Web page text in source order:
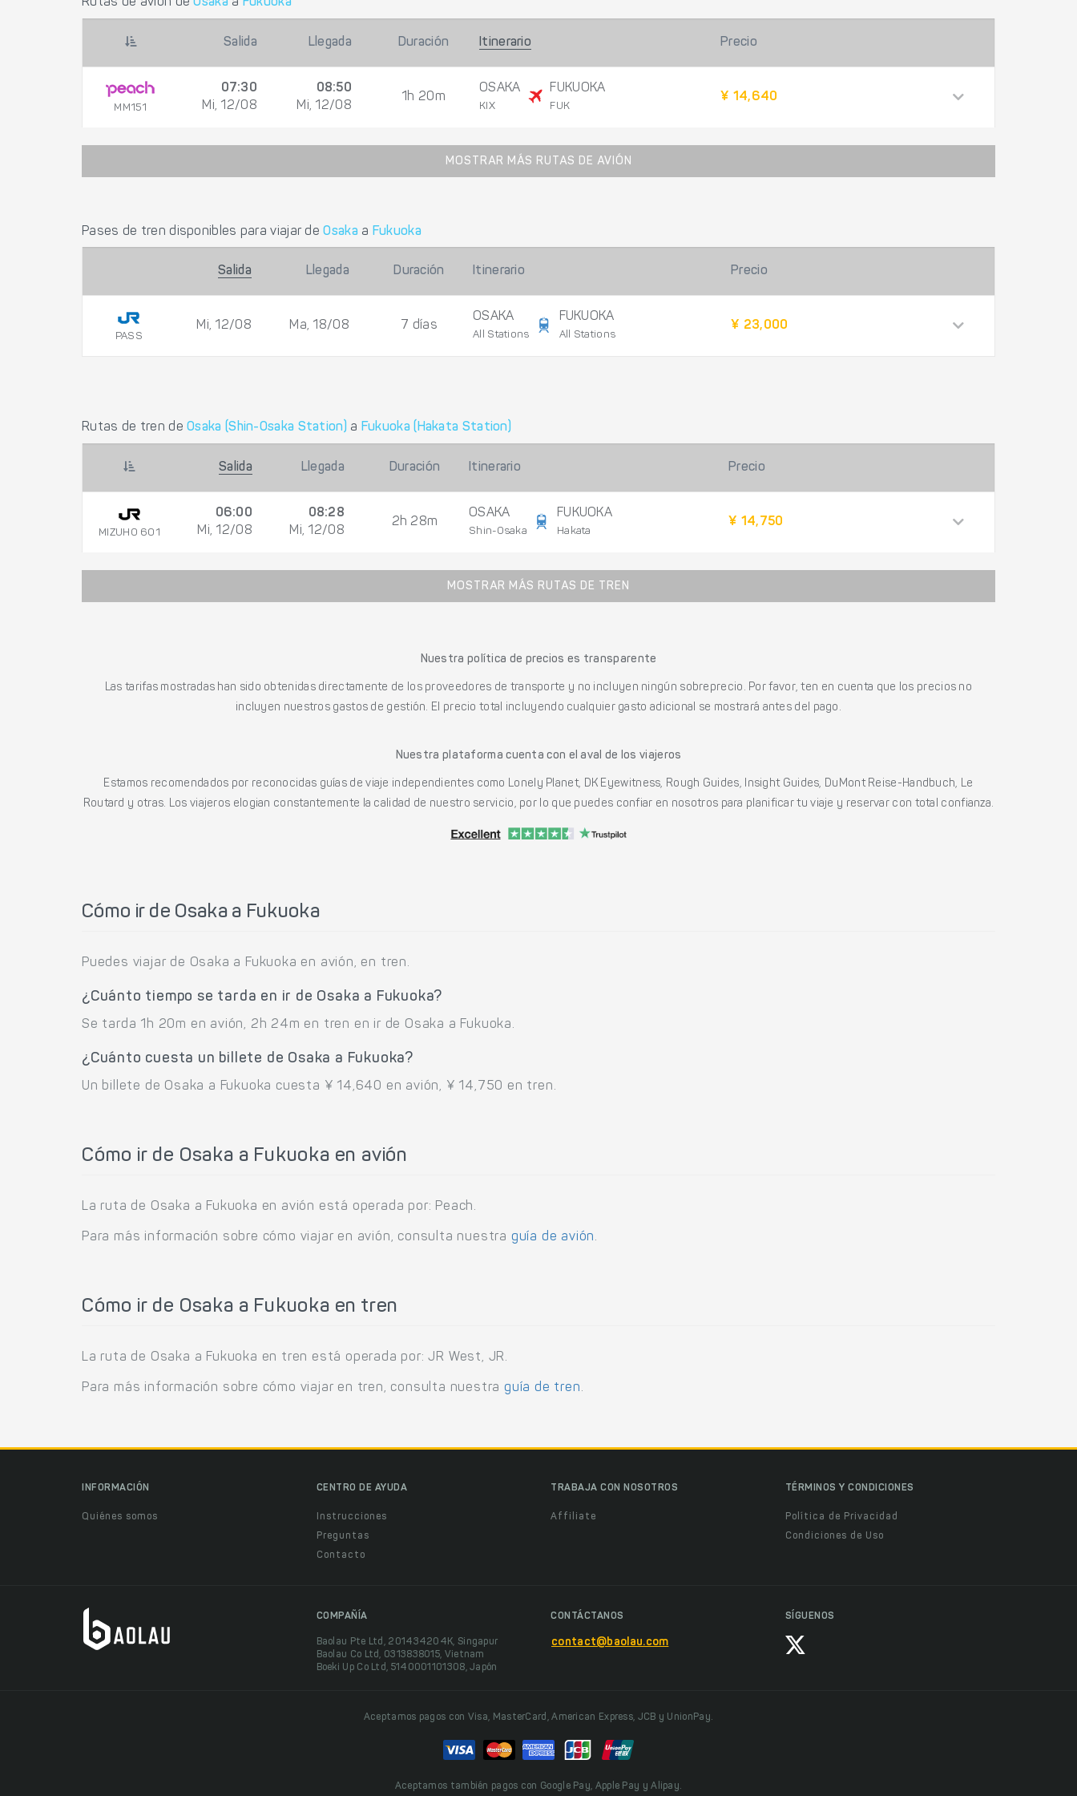
Salida Llegada Duración Itinerario Precio
MM151
07:30
Mi, 12/08
08:50
Mi, 12/08
1h 20m
OSAKA
KIX
FUKUOKA
FUK
¥ 14,640
MOSTRAR MÁS RUTAS DE AVIÓN
Pases de tren disponibles para viajar deOsaka a Fukuoka
Salida Llegada Duración Itinerario Precio
PASS
Mi, 12/08 Ma, 18/08 7 días
OSAKA
All Stations
FUKUOKA
All Stations
¥ 23,000
Rutas de tren deOsaka (Shin-Osaka Station) a Fukuoka (Hakata Station)
Salida Llegada Duración Itinerario Precio
MIZUHO 601
06:00
Mi, 12/08
08:28
Mi, 12/08
2h 28m
OSAKA
Shin-Osaka
FUKUOKA
Hakata
¥ 14,750
MOSTRAR MÁS RUTAS DE TREN
Nuestra política de precios es transparente
Las tarifas mostradas han sido obtenidas directamente de los proveedores de transporte y no incluyen ningún sobreprecio. Por favor, ten en cuenta que los precios no
incluyen nuestros gastos de gestión. El precio total incluyendo cualquier gasto adicional se mostrará antes del pago.
Nuestra plataforma cuenta con el aval de los viajeros
Estamos recomendados por reconocidas guías de viaje independientes como Lonely Planet, DK Eyewitness, Rough Guides, Insight Guides, DuMont Reise-Handbuch, Le
Routard y otras. Los viajeros elogian constantemente la calidad de nuestro servicio, por lo que puedes confiar en nosotros para planificar tu viaje y reservar con total confianza.
Cómo ir de Osaka a Fukuoka
Puedes viajar de Osaka a Fukuoka en avión, en tren.
¿Cuánto tiempo se tarda en ir de Osaka a Fukuoka?
Se tarda 1h 20m en avión, 2h 24m en tren en ir de Osaka a Fukuoka.
¿Cuánto cuesta un billete de Osaka a Fukuoka?
Un billete de Osaka a Fukuoka cuesta ¥ 14,640 en avión, ¥ 14,750 en tren.
Cómo ir de Osaka a Fukuoka en avión
La ruta de Osaka a Fukuoka en avión está operada por: Peach.
Para más información sobre cómo viajar en avión, consulta nuestra guía de avión.
Cómo ir de Osaka a Fukuoka en tren
La ruta de Osaka a Fukuoka en tren está operada por: JR West, JR.
Para más información sobre cómo viajar en tren, consulta nuestra guía de tren.
INFORMACIÓN
Quiénes somos
CENTRO DE AYUDA
Instrucciones
Preguntas
Contacto
TRABAJA CON NOSOTROS
Affiliate
TÉRMINOS Y CONDICIONES
Política de Privacidad
Condiciones de Uso
COMPAÑÍA
Baolau Pte Ltd, 201434204K, Singapur
Baolau Co Ltd, 0313838015, Vietnam
Boeki Up Co Ltd, 5140001101308, Japón
CONTÁCTANOS
contact@baolau.com
SÍGUENOS
Aceptamos pagos con Visa, MasterCard, American Express, JCB y UnionPay.
Aceptamos también pagos con Google Pay, Apple Pay y Alipay.